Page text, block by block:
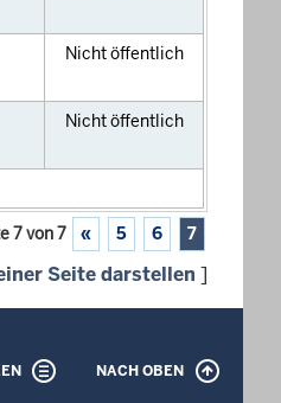
Nicht öffentlich
Nicht öffentlich
7 von 7 « 5 6 7
Seite darstellen ]
NACH OBEN